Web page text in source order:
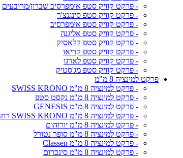
- פרקט קוויק סטפ אימפרסיב שברון/מרובעים
- פרקט קוויק סטפ סינגנצ'ר
- פרקט קוויק סטפ אימפרסיב
- פרקט קוויק סטפ אליגנה
- פרקט קוויק סטפ קלאסיק
- פרקט קוויק סטפ קריאו
- פרקט קוויק סטפ לארגו
- פרקט קוויק סטפ מג'סטיק
פרקט למינציה 8 מ"מ
- פרקט למינציה 8 מ"מ SWISS KRONO
- פרקט למינציה 8 מ"מ נקסט סטפ
- פרקט למינציה 8 מ"מ GENESIS
- פרקט למינציה 8 מ"מ SWISS KRONO רחב
- פרקט למינציה 8 מ"מ יורוהום
- פרקט למינציה 8 מ"מ סופר נטורל
- פרקט למינציה 8 מ"מ Classen
- פרקט למינציה 8 מ"מ סינכרום